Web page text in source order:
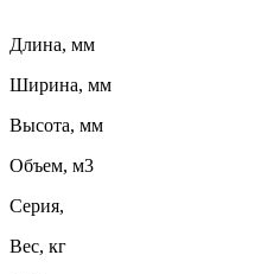
Длина, мм
Ширина, мм
Высота, мм
Объем, м3
Серия,
Вес, кг